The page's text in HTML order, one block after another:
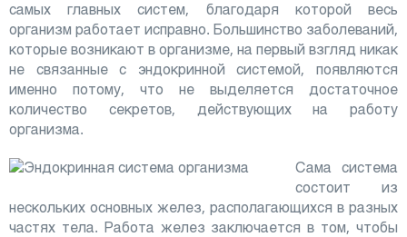
самых главных систем, благодаря которой весь
организм работает исправно. Большинство заболеваний,
которые возникают в организме, на первый взгляд никак
не связанные с эндокринной системой, появляются
именно потому, что не выделяется достаточное
количество секретов, действующих на работу
организма.
Сама система
состоит из
нескольких основных желез, располагающихся в разных
частях тела. Работа желез заключается в том, чтобы